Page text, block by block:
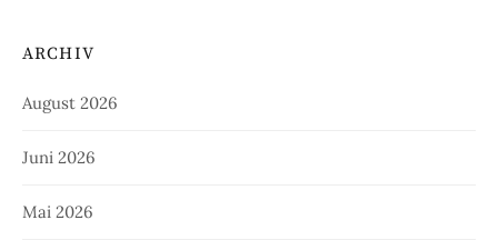
ARCHIV
August 2026
Juni 2026
Mai 2026